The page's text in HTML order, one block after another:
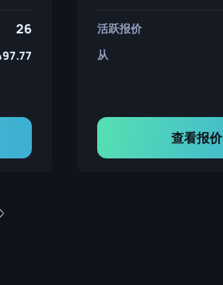
26 活跃报价
从
查看报价